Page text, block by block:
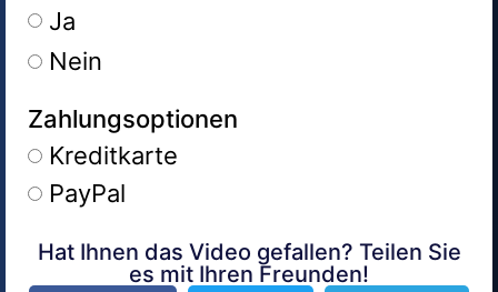
Ja
Nein
Zahlungsoptionen
Kreditkarte
PayPal
Alternative:
Hat Ihnen das Video gefallen? Teilen Sie
es mit Ihren Freunden!